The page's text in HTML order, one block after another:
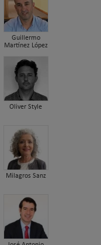
Guillermo
Martínez López
Oliver Style
Milagros Sanz